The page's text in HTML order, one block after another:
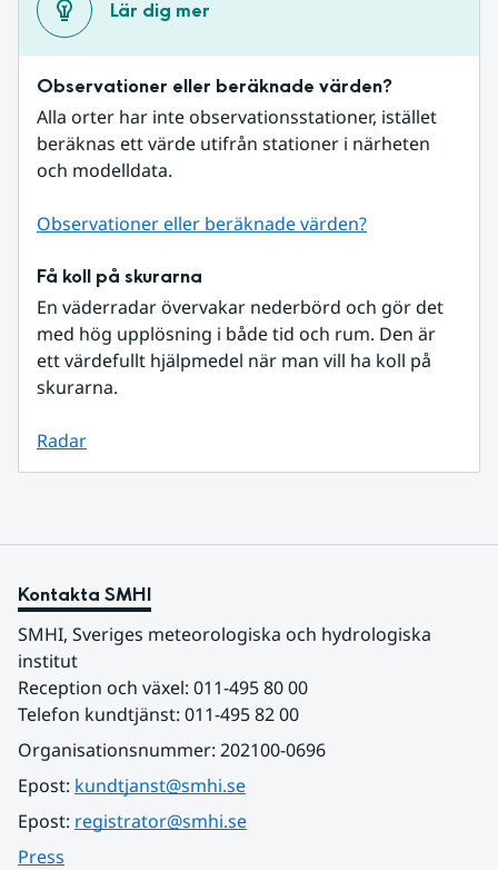
Lär dig mer
Observationer eller beräknade värden?
Alla orter har inte observationsstationer, istället
beräknas ett värde utifrån stationer i närheten
och modelldata.
Observationer eller beräknade värden?
Få koll på skurarna
En väderradar övervakar nederbörd och gör det
med hög upplösning i både tid och rum. Den är
ett värdefullt hjälpmedel när man vill ha koll på
skurarna.
Radar
Kontakta SMHI
SMHI, Sveriges meteorologiska och hydrologiska
institut
Reception och växel: 011-495 80 00
Telefon kundtjänst: 011-495 82 00
Organisationsnummer: 202100-0696
Epost: kundtjanst@smhi.se
Epost: registrator@smhi.se
Press